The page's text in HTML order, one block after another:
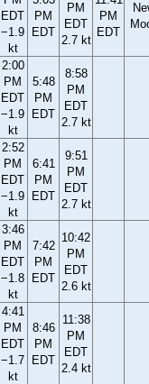
EDT
−1.9
kt
PM
EDT
PM
EDT
2.7 kt
PM
EDT
2:00
PM
EDT
−1.9
kt
5:48
PM
EDT
8:58
PM
EDT
2.7 kt
2:52
PM
EDT
−1.9
kt
6:41
PM
EDT
9:51
PM
EDT
2.7 kt
3:46
PM
EDT
−1.8
kt
7:42
PM
EDT
10:42
PM
EDT
2.6 kt
4:41
PM
EDT
−1.7
kt
8:46
PM
EDT
11:38
PM
EDT
2.4 kt